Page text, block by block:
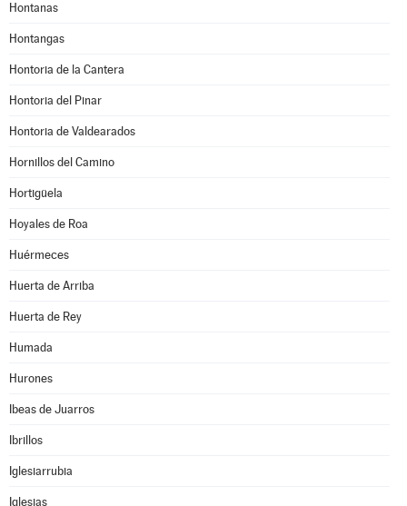
Hontanas
Hontangas
Hontoria de la Cantera
Hontoria del Pinar
Hontoria de Valdearados
Hornillos del Camino
Hortigüela
Hoyales de Roa
Huérmeces
Huerta de Arriba
Huerta de Rey
Humada
Hurones
Ibeas de Juarros
Ibrillos
Iglesiarrubia
Iglesias